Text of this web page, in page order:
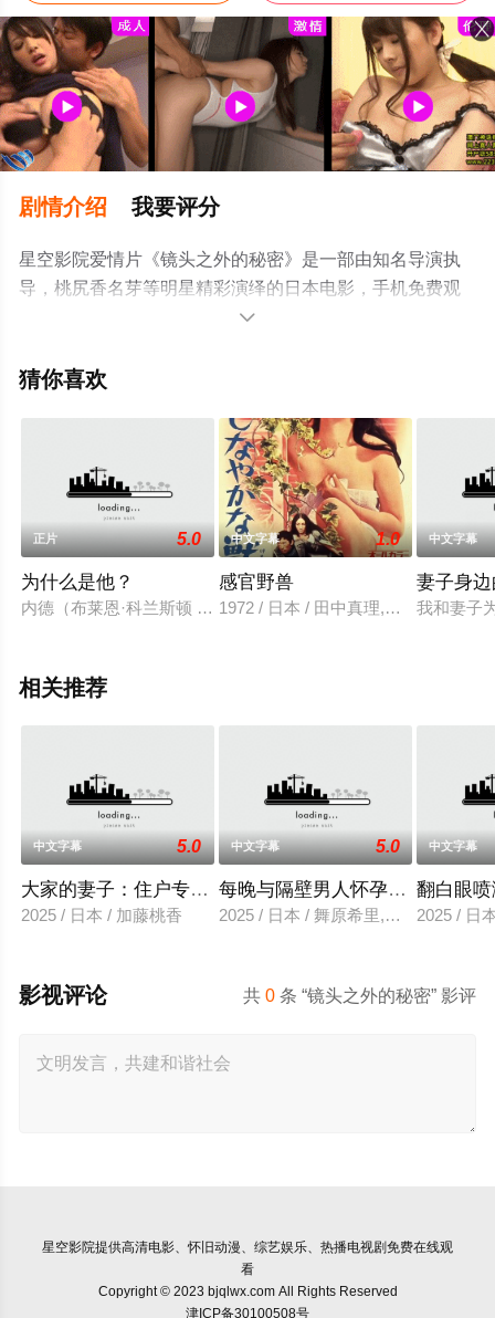
剧情介绍 我要评分
星空影院爱情片《镜头之外的秘密》是一部由知名导演执
导，桃尻香名芽等明星精彩演绎的日本电影，手机免费观
看高清无删减完整版电影大全就上星空影视，更多相关信

猜你喜欢
正片 5.0
为什么是他？
内德（布莱恩·科兰斯顿 Bryan Cranston 饰）是一位传统意义上
中文字幕 1.0
感官野兽
1972 / 日本 / 田中真理,山科友里,谷奈
中文字幕
妻子身
我和妻子
相关推荐
中文字幕 5.0
大家的妻子：住户专用洞口
2025 / 日本 / 加藤桃香
中文字幕 5.0
每晚与隔壁男人怀孕性爱
2025 / 日本 / 舞原希里,佐川金二
中文字幕
翻白眼
2025 / 日
共0 条 “镜头之外的秘密” 影评
影视评论
星空影院提供高清电影、怀旧动漫、综艺娱乐、热播电视剧免费在线观
看
Copyright © 2023 bjqlwx.com All Rights Reserved
津ICP备30100508号